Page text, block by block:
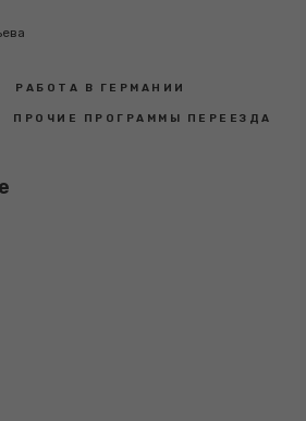
РАБОТА В ГЕРМАНИИ
ПРОЧИЕ ПРОГРАММЫ ПЕРЕЕЗДА